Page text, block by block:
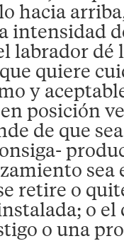
hacia
intensidad
labrador
quiere
y
posición
de que
sea
retire o
o el
o una